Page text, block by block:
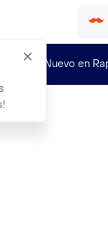
¿Nuevo en